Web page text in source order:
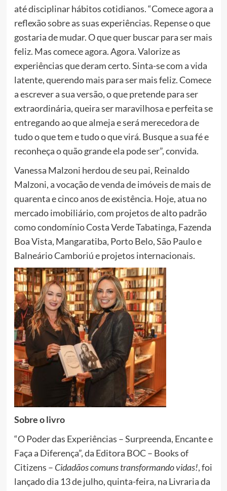
até disciplinar hábitos cotidianos. “Comece agora a
reflexão sobre as suas experiências. Repense o que
gostaria de mudar. O que quer buscar para ser mais
feliz. Mas comece agora. Agora. Valorize as
experiências que deram certo. Sinta-se com a vida
latente, querendo mais para ser mais feliz. Comece
a escrever a sua versão, o que pretende para ser
extraordinária, queira ser maravilhosa e perfeita se
entregando ao que almeja e será merecedora de
tudo o que tem e tudo o que virá. Busque a sua fé e
reconheça o quão grande ela pode ser”, convida.
Vanessa Malzoni herdou de seu pai, Reinaldo
Malzoni, a vocação de venda de imóveis de mais de
quarenta e cinco anos de existência. Hoje, atua no
mercado imobiliário, com projetos de alto padrão
como condomínio Costa Verde Tabatinga, Fazenda
Boa Vista, Mangaratiba, Porto Belo, São Paulo e
Balneário Camboriú e projetos internacionais.
Sobre o livro
“O Poder das Experiências – Surpreenda, Encante e
Faça a Diferença”, da Editora BOC – Books of
Citizens – Cidadãos comuns transformando vidas!, foi
lançado dia 13 de julho, quinta-feira, na Livraria da